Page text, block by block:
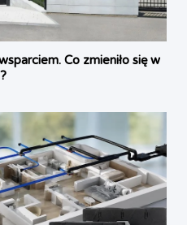
Co zmieniło się w